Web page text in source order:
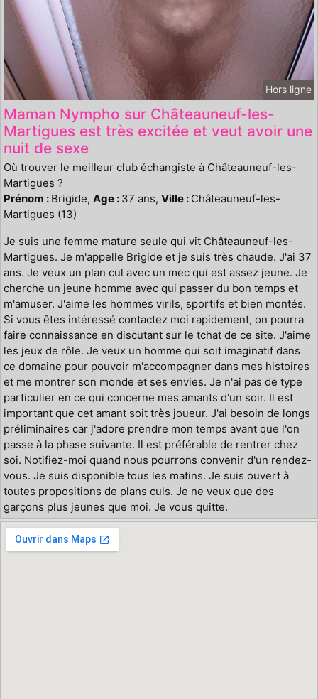
Hors ligne
Maman Nympho sur Châteauneuf-les-
Martigues est très excitée et veut avoir une
nuit de sexe
Où trouver le meilleur club échangiste à Châteauneuf-les-
Martigues ?
Prénom : Brigide, Age : 37 ans, Ville : Châteauneuf-les-
Martigues (13)
Je suis une femme mature seule qui vit Châteauneuf-les-
Martigues. Je m'appelle Brigide et je suis très chaude. J'ai 37
ans. Je veux un plan cul avec un mec qui est assez jeune. Je
cherche un jeune homme avec qui passer du bon temps et
m'amuser. J'aime les hommes virils, sportifs et bien montés.
Si vous êtes intéressé contactez moi rapidement, on pourra
faire connaissance en discutant sur le tchat de ce site. J'aime
les jeux de rôle. Je veux un homme qui soit imaginatif dans
ce domaine pour pouvoir m'accompagner dans mes histoires
et me montrer son monde et ses envies. Je n'ai pas de type
particulier en ce qui concerne mes amants d'un soir. Il est
important que cet amant soit très joueur. J'ai besoin de longs
préliminaires car j'adore prendre mon temps avant que l'on
passe à la phase suivante. Il est préférable de rentrer chez
soi. Notifiez-moi quand nous pourrons convenir d'un rendez-
vous. Je suis disponible tous les matins. Je suis ouvert à
toutes propositions de plans culs. Je ne veux que des
garçons plus jeunes que moi. Je vous quitte.